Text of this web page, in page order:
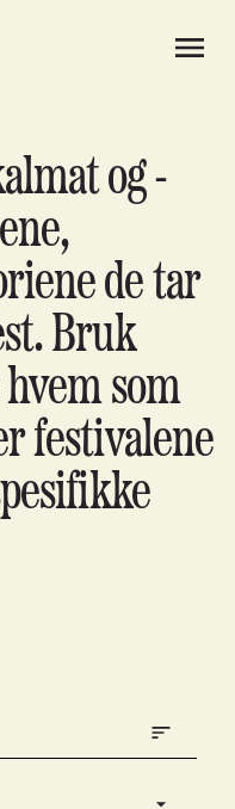
og -
de tar
Bruk
som
festivalene